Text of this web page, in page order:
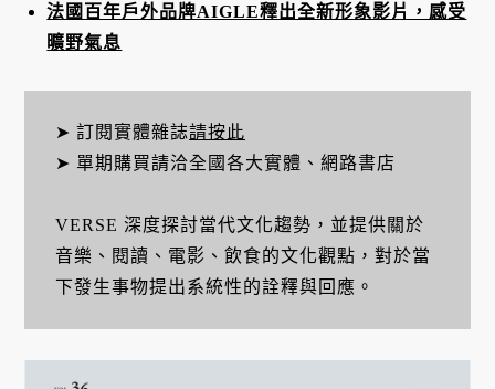
法國百年戶外品牌AIGLE釋出全新形象影片，感受
曠野氣息
➤ 訂閱實體雜誌請按此
➤ 單期購買請洽全國各大實體、網路書店
VERSE 深度探討當代文化趨勢，並提供關於
音樂、閱讀、電影、飲食的文化觀點，對於當
下發生事物提出系統性的詮釋與回應。